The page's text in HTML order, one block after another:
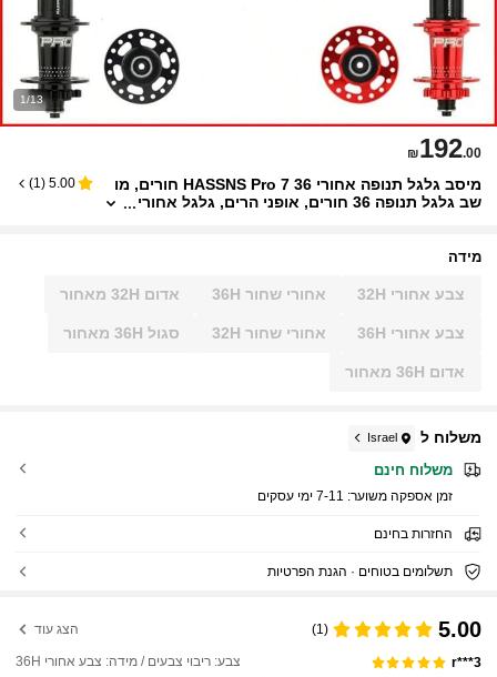
1/13
₪192.00
מיסב גלגל תנופה אחורי HASSNS Pro 7 36 חורים, מו
שב גלגל תנופה 36 חורים, אופני הרים, גלגל אחורי
5.00
(
1
)
מידה
צבע אחורי 32H אחורי שחור 36H אדום 32H מאחור
צבע אחורי 36H אחורי שחור 32H סגול 36H מאחור
אדום 36H מאחור
משלוח ל Israel
משלוח חינם
זמן אספקה ​​משוער: 7-11 ימי עסקים
החזרות בחינם
תשלומים בטוחים · הגנת הפרטיות
5.00
(1) הצג עוד
r***3 צבע: ריבוי צבעים / מידה: צבע אחורי 36H